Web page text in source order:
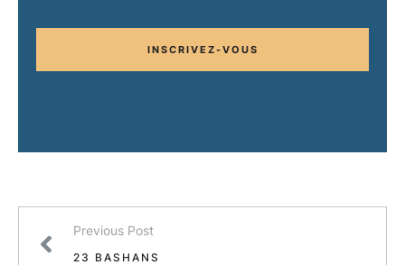
INSCRIVEZ-VOUS
Previous Post
23 BASHANS